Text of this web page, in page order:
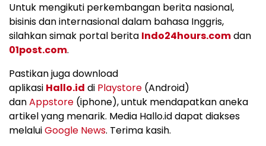
Untuk mengikuti perkembangan berita nasional,
bisinis dan internasional dalam bahasa Inggris,
silahkan simak portal berita Indo24hours.comdan
01post.com.
Pastikan juga download
aplikasi Hallo.id di Playstore (Android)
danAppstore (iphone), untuk mendapatkan aneka
artikel yang menarik. Media Hallo.id dapat diakses
melaluiGoogle News. Terima kasih.